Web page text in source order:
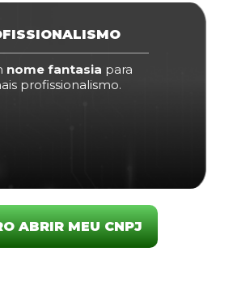
nome fantasia para
profissionalismo.
ABRIR MEU CNPJ